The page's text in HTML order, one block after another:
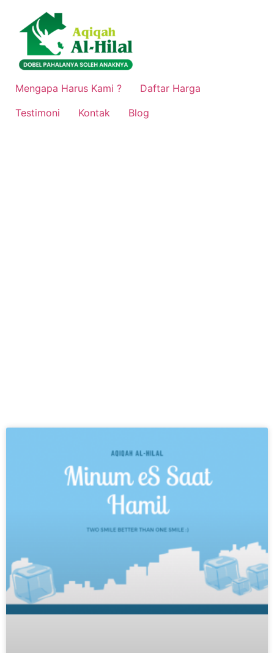
Mengapa Harus Kami ?
Daftar Harga
Testimoni
Kontak Blog